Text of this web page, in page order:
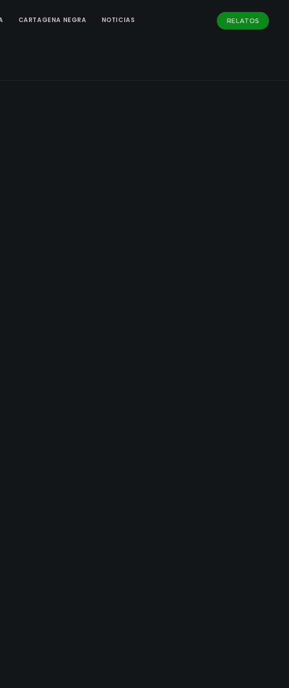
CARTAGENA NEGRA NOTICIAS RELATOS